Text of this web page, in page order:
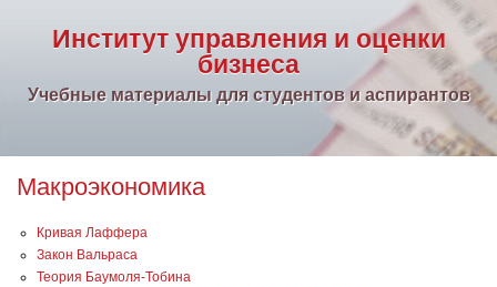
Институт управления и оценки
бизнеса
Учебные материалы для студентов и аспирантов
Макроэкономика
Кривая Лаффера
Закон Вальраса
Теория Баумоля-Тобина